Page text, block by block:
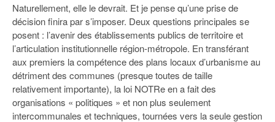
Naturellement, elle le devrait. Et je pense qu’une prise de
décision finira par s’imposer. Deux questions principales se
posent : l’avenir des établissements publics de territoire et
l’articulation institutionnelle région-métropole. En transférant
aux premiers la compétence des plans locaux d’urbanisme au
détriment des communes (presque toutes de taille
relativement importante), la loi NOTRe en a fait des
organisations « politiques » et non plus seulement
intercommunales et techniques, tournées vers la seule gestion